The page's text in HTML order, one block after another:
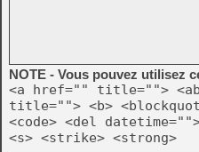
NOTE - Vous pouvez utilisez
<a href="" title="">
title=""> <b>
<code> <del
<s> <strike> <strong>